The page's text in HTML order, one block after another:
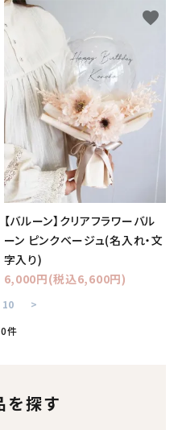
【バルーン】クリアフラワーバル
ーン ピンクベージュ(名入れ・文
字入り)
6,000円(税込6,600円)
favorite
10
>
件
を探す